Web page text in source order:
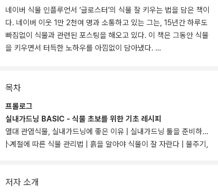
네이버 식물 인플루언서 ‘글로스터’의 식물 잘 키우는 법을 담은 책이
다. 네이버 이웃 1만 2천여 명과 소통하고 있는 그는, 15년간 하루도
빠짐없이 식물과 관련된 포스팅을 해오고 있다. 이 책은 그동안 식물
을 키우면서 터득한 노하우를 아낌없이 담아냈다.
중점을 두었다. 식물의 품종을 중심으로 키우는 법을 소개하는 기존
에 충실했다. 계절에 따른 식물관리법, 흙 배합법, 물 주기, 습도, 환
기, 빛 등 식물에게 꼭 필요한 요소다.
하지만 실제로 식물 키우는 데 적용하기에는 식물 키우는 환경이 모
집사들이 적용할 수 있는 원리를 알기 쉽게 설명한다.
목차
프롤로그
실내가드닝 BASIC - 식물 초보를 위한 기초 레시피
열대 관엽식물, 실내가드닝에 좋은 이유 | 실내가드닝 툴을 준비하자
| 계절에 따른 식물 관리법 | 흙을 알아야 식물이 잘 자란다 | 물주기,
이 좋은 화분인가? | column.1 토분 세척하는 법 | 초간단 분갈이 방
저자 소개